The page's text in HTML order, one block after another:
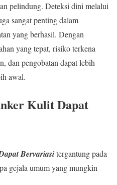
pelindung. Deteksi dini melalui
sangat penting dalam
yang berhasil. Dengan
yang tepat, risiko terkena
dan pengobatan dapat lebih
awal.
Kulit Dapat
Bervariasitergantung pada
gejala umum yang mungkin